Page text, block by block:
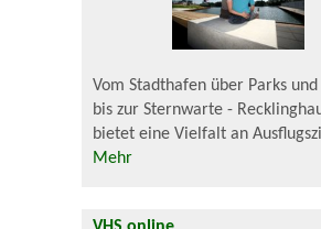
Vom Stadthafen über Parks
bis zur Sternwarte -
bietet eine Vielfalt an
Mehr